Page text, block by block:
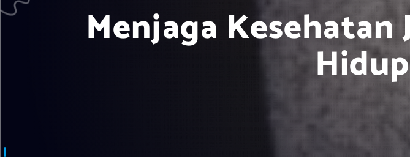
n
Menjaga Kesehatan